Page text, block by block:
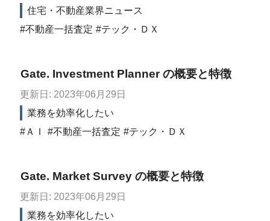
住宅・不動産業界ニュース
不動産一括査定
テック・ＤＸ
Gate. Investment Planner の概要と特徴
更新日: 2023年06月29日
業務を効率化したい
ＡＩ
不動産一括査定 テック・ＤＸ
Gate. Market Survey の概要と特徴
更新日: 2023年06月29日
業務を効率化したい